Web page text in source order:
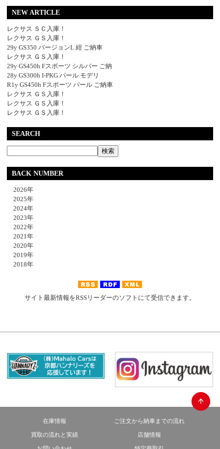
NEW ARTICLE
レクサス ＳＣ入庫！
レクサス ＧＳ入庫！
29y GS350 バージョンL 紺 ご納車
レクサス ＧＳ入庫！
29y GS450h Fスポーツ シルバー ご納
28y GS300h I-PKG パール モデリ
R1y GS450h Fスポーツ パール ご納車
レクサス ＧＳ入庫！
レクサス ＧＳ入庫！
レクサス ＧＳ入庫！
SEARCH
BACK NUMBER
2026年
2025年
2024年
2023年
2022年
2021年
2020年
2019年
2018年
サイト最新情報をRSSリーダーのソフトにて受信できます。
在庫情報
ご注文から納車までの流れ
買取の流れと実績
店舗情報